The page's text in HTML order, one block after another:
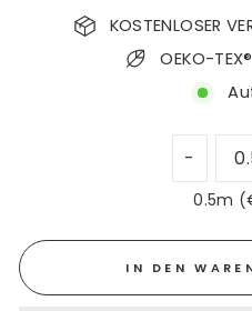
KOSTENLOSER
OEKO-
0.5m
IN DEN